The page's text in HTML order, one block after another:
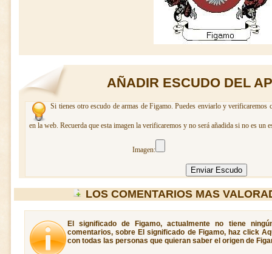
AÑADIR ESCUDO DEL
Si tienes otro escudo de armas de Figamo. Puedes enviarlo y
en la web. Recuerda que esta imagen la verificaremos y no será añadida si no es un
Imagen:
LOS COMENTARIOS MAS
El significado de Figamo, actualmente no tiene
comentarios, sobre El significado de Figamo, haz click
con todas las personas que quieran saber el origen de